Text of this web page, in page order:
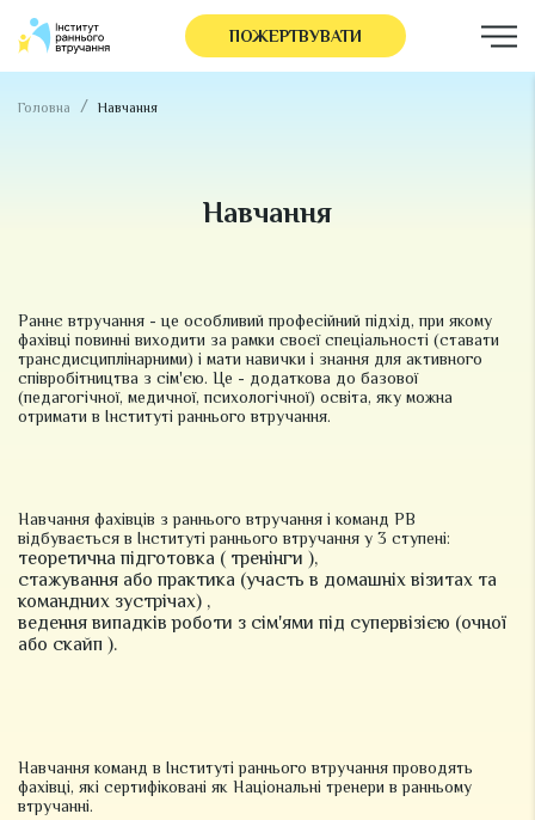
ПОЖЕРТВУВАТИ
Головна Навчання
Навчання
Раннє втручання - це особливий професійний підхід, при якому
фахівці повинні виходити за рамки своєї спеціальності (ставати
трансдисциплінарними) і мати навички і знання для активного
співробітництва з сім'єю. Це - додаткова до базової
(педагогічної, медичної, психологічної) освіта, яку можна
отримати в Інституті раннього втручання.
Навчання фахівців з раннього втручання і команд РВ
відбувається в Інституті раннього втручання у 3 ступені:
теоретична підготовка ( тренінги ),
стажування або практика (участь в домашніх візитах та
командних зустрічах) ,
ведення випадків роботи з сім'ями під супервізією (очної
або скайп ).
Навчання команд в Інституті раннього втручання проводять
фахівці, які сертифіковані як Національні тренери в ранньому
втручанні.